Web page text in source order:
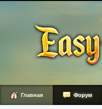
Главная Форум